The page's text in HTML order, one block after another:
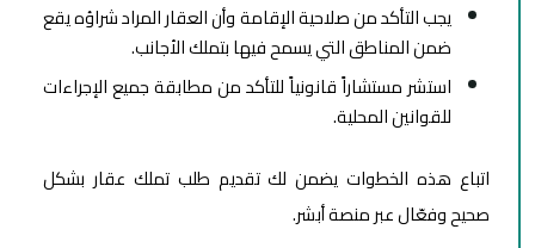
يجب التأكد من صلاحية الإقامة وأن العقار المراد شراؤه يقع
ضمن المناطق التي يسمح فيها بتملك الأجانب.
استشر مستشاراً قانونياً للتأكد من مطابقة جميع الإجراءات
للقوانين المحلية.
اتباع هذه الخطوات يضمن لك تقديم طلب تملك عقار بشكل
صحيح وفعّال عبر منصة أبشر.